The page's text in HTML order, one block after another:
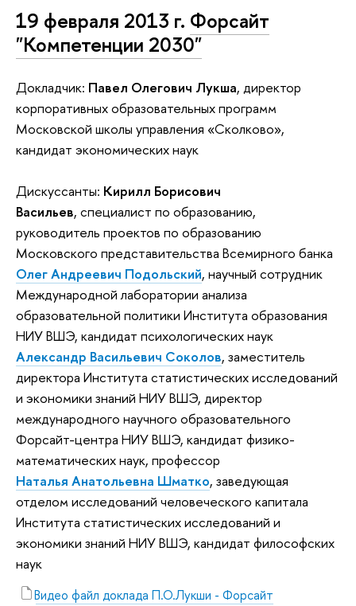
19 февраля 2013 г. Форсайт
"Компетенции 2030"
Докладчик: Павел Олегович Лукша, директор
корпоративных образовательных программ
Московской школы управления «Сколково»,
кандидат экономических наук
Дискуссанты: Кирилл Борисович
Васильев, специалист по образованию,
руководитель проектов по образованию
Московского представительства Всемирного банка
Олег Андреевич Подольский, научный сотрудник
Международной лаборатории анализа
образовательной политики Института образования
НИУ ВШЭ, кандидат психологических наук
Александр Васильевич Соколов, заместитель
директора Института статистических исследований
и экономики знаний НИУ ВШЭ, директор
международного научного образовательного
Форсайт-центра НИУ ВШЭ, кандидат физико-
математических наук, профессор
Наталья Анатольевна Шматко, заведующая
отделом исследований человеческого капитала
Института статистических исследований и
экономики знаний НИУ ВШЭ, кандидат философских
наук
Видео файл доклада П.О.Лукши - Форсайт